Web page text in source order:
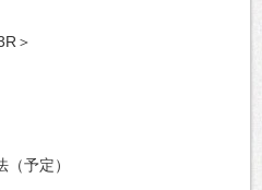
＞
予定）